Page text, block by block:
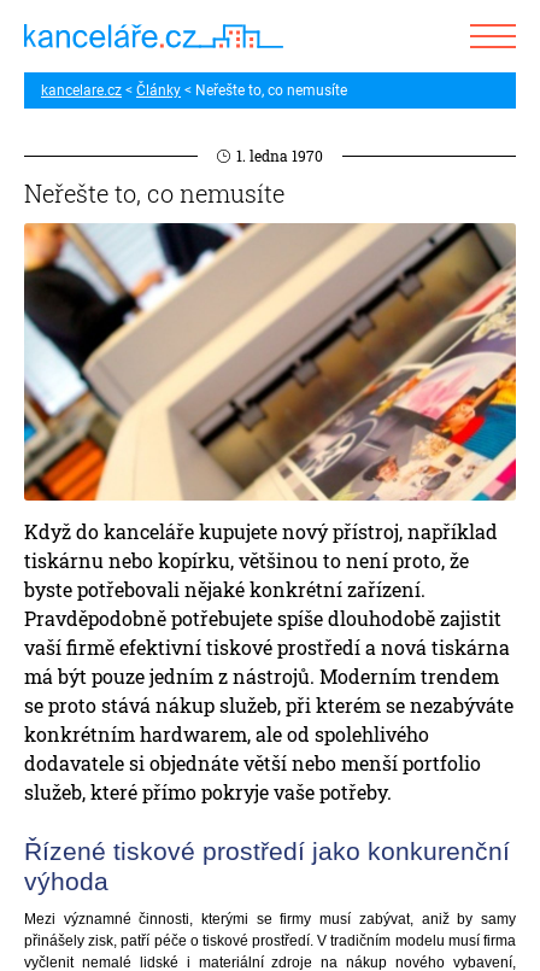
kancelare.cz Články Neřešte to, co nemusíte
1. ledna 1970
Neřešte to, co nemusíte
Když do kanceláře kupujete nový přístroj, například
tiskárnu nebo kopírku, většinou to není proto, že
byste potřebovali nějaké konkrétní zařízení.
Pravděpodobně potřebujete spíše dlouhodobě zajistit
vaší firmě efektivní tiskové prostředí a nová tiskárna
má být pouze jedním z nástrojů. Moderním trendem
se proto stává nákup služeb, při kterém se nezabýváte
konkrétním hardwarem, ale od spolehlivého
dodavatele si objednáte větší nebo menší portfolio
služeb, které přímo pokryje vaše potřeby.
Řízené tiskové prostředí jako konkurenční
výhoda
Mezi významné činnosti, kterými se firmy musí zabývat, aniž by samy
přinášely zisk, patří péče o tiskové prostředí. V tradičním modelu musí firma
vyčlenit nemalé lidské i materiální zdroje na nákup nového vybavení,